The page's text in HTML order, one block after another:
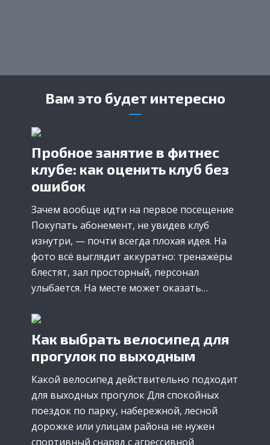
Вам это будет интересно
Пробное занятие в фитнес
клубе: как оценить клуб без
ошибок
Зачем вообще идти на первое посещение
Покупать абонемент, не увидев клуб
изнутри, — почти всегда плохая идея. На
фото всё выглядит аккуратно: тренажёры
блестят, зал просторный, персонал
улыбается. На месте может оказать…
Как выбрать велосипед для
прогулок по выходным
Какой велосипед действительно подходит
для выходных прогулок Для спокойных
поездок по парку, набережной, лесной
дорожке или улицам района не нужен
спортивный снаряд с агрессивной